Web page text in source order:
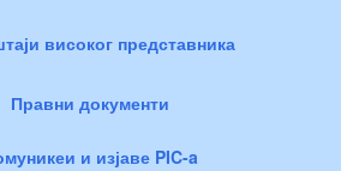
високог представника
Правни документи
и изјаве PIC-a